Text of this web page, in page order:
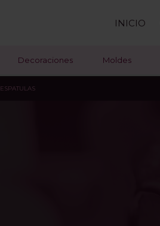
INICIO
Decoraciones Moldes
ESPATULAS